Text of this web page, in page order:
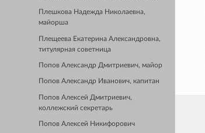
Плешкова Надежда Николаевна,
майорша
Плещеева Екатерина Александровна,
титулярная советница
Попов Александр Дмитриевич, майор
Попов Александр Иванович, капитан
Попов Алексей Дмитриевич,
коллежский секретарь
Попов Алексей Никифорович